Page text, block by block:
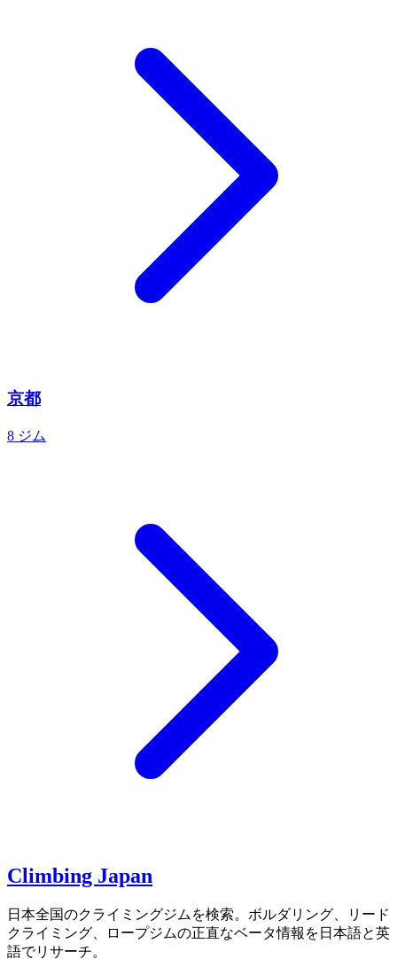
京都
8 ジム
Climbing Japan
日本全国のクライミングジムを検索。ボルダリング、リード
クライミング、ロープジムの正直なベータ情報を日本語と英
語でリサーチ。